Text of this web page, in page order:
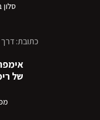
סלון
כתובת: דרך
של